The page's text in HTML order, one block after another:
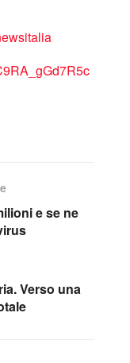
e se ne
Verso una